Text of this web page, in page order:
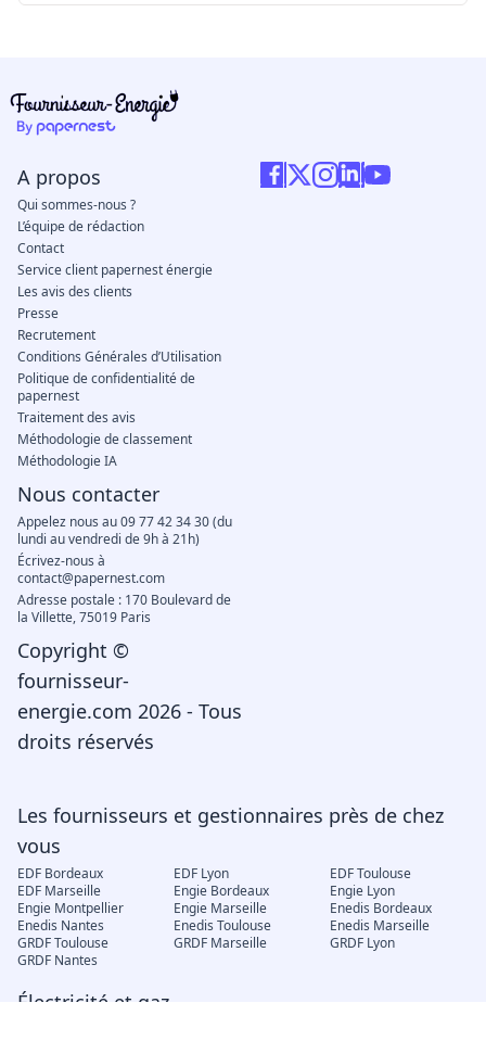
Les fournisseurs et gestionnaires près de chez
vous
EDF Bordeaux EDF Lyon
EDF Toulouse
EDF Marseille
Engie Bordeaux
Engie Lyon
Engie Montpellier
Engie Marseille
Enedis Bordeaux
Enedis Nantes
Enedis Toulouse
Enedis Marseille
GRDF Toulouse
GRDF Marseille
GRDF Lyon
GRDF Nantes
Électricité et gaz
A propos
Qui sommes-nous ?
L’équipe de rédaction
Contact
Service client papernest énergie
Les avis des clients
Presse
Recrutement
Conditions Générales d’Utilisation
Politique de confidentialité de
papernest
Traitement des avis
Méthodologie de classement
Méthodologie IA
Nous contacter
Appelez nous au 09 77 42 34 30 (du
lundi au vendredi de 9h à 21h)
Écrivez-nous à
contact@papernest.com
Adresse postale : 170 Boulevard de
la Villette, 75019 Paris
Copyright ©
fournisseur-
energie.com 2026 - Tous
droits réservés